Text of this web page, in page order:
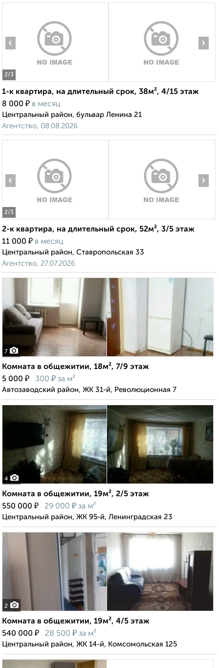
2/3
‹ ›
1-к квартира, на длительный срок, 38м², 4/15 этаж
8 000 ₽ в месяц
Центральный район, бульвар Ленина 21
Агентство, 08.08.2026
2/3
‹ ›
2-к квартира, на длительный срок, 52м², 3/5 этаж
11 000 ₽ в месяц
Центральный район, Ставропольская 33
Агентство, 27.07.2026
7
Комната в общежитии, 18м², 7/9 этаж
5 000 ₽ 300 ₽ за м²
Автозаводский район, ЖК 31-й, Революционная 7
4
Комната в общежитии, 19м², 2/5 этаж
550 000 ₽ 29 000 ₽ за м²
Центральный район, ЖК 95-й, Ленинградская 23
2
Комната в общежитии, 19м², 4/5 этаж
540 000 ₽ 28 500 ₽ за м²
Центральный район, ЖК 14-й, Комсомольская 125